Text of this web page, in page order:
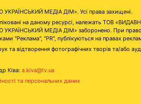
МЕДІА ДІМ». Усі права захищені.
на даному ресурсі, належать ТОВ
МЕДІА ДІМ» заборонено. При
"Реклама", "PR", публікуються на правах
та відтворення фотографічних творів та/або
Ківа: a.kiva@tv.ua
та персональних даних